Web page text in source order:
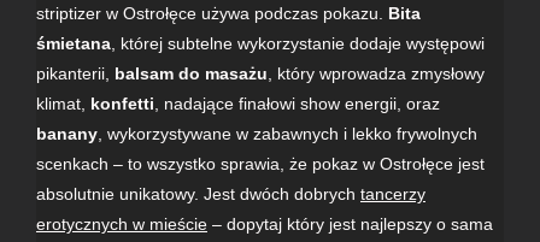
striptizer w Ostrołęce używa podczas pokazu. Bita
śmietana, której subtelne wykorzystanie dodaje występowi
pikanterii, balsam do masażu , który wprowadza zmysłowy
klimat, konfetti , nadające finałowi show energii, oraz
banany, wykorzystywane w zabawnych i lekko frywolnych
scenkach – to wszystko sprawia, że pokaz w Ostrołęce jest
absolutnie unikatowy. Jest dwóch dobrych tancerzy
erotycznych w mieście– dopytaj który jest najlepszy o sama